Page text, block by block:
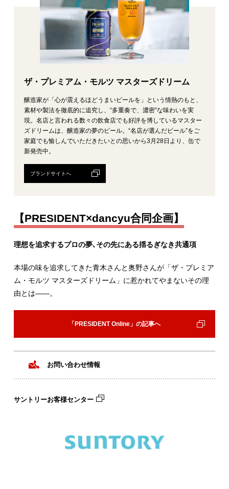
ザ・プレミアム・モルツ マスターズドリーム
醸造家が「心が震えるほどうまいビールを」という情熱のもと、
素材や製法を徹底的に追究し、“多重奏で、濃密”な味わいを実
現。名店と言われる数々の飲食店でも好評を博しているマスター
ズドリームは、醸造家の夢のビール。“名店が選んだビール”をご
家庭でも愉しんでいただきたいとの思いから3月28日より、缶で
新発売中。
ブランドサイトへ
【PRESIDENT×dancyu合同企画】
理想を追求するプロの夢､その先にある揺るぎなき共通項
本場の味を追求してきた青木さんと奥野さんが「ザ・プレミア
ム・モルツ マスターズドリーム」に惹かれてやまないその理
由とは――。
「PRESIDENT Online」の記事へ
お問い合わせ情報
サントリーお客様センター